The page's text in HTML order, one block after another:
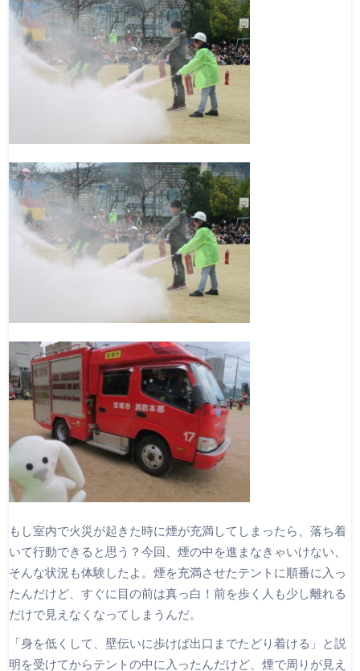
もし室内で火災が起きた時に煙が充満してしまったら、落ち着
いて行動できると思う？今回、煙の中を進まなきゃいけない、
そんな状況も体験したよ。煙を充満させたテントに順番に入っ
たんだけど、すぐに目の前は真っ白！前を歩く人も少し離れる
だけで見えなくなってしまうんだ。
「身を低くして、壁伝いに歩けば出口までたどり着ける」と説
明を受けてからテントの中に入ったんだけど、煙で周りが見え